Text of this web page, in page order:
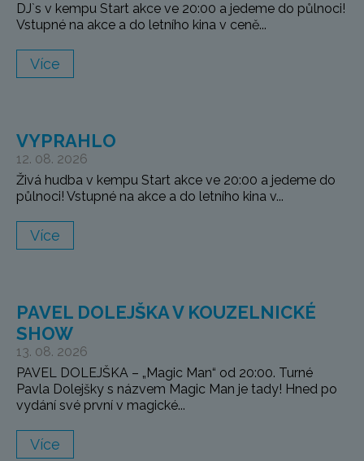
DJ`s v kempu Start akce ve 20:00 a jedeme do půlnoci!
Vstupné na akce a do letního kina v ceně...
Více
VYPRAHLO
12. 08. 2026
Živá hudba v kempu Start akce ve 20:00 a jedeme do
půlnoci! Vstupné na akce a do letního kina v...
Více
PAVEL DOLEJŠKA V KOUZELNICKÉ
SHOW
13. 08. 2026
PAVEL DOLEJŠKA – „Magic Man“ od 20:00. Turné
Pavla Dolejšky s názvem Magic Man je tady! Hned po
vydání své první v magické...
Více